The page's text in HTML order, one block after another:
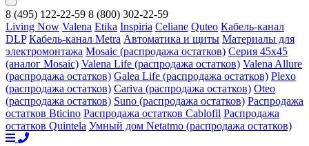
8 (495) 122-22-59 8 (800) 302-22-59
Living Now Valena Etika Inspiria Celiane Quteo Кабель-канал
DLP Кабель-канал Metra Автоматика и щиты Материалы для
электромонтажа Mosaic (распродажа остатков) Серия 45х45
(аналог Mosaic) Valena Life (распродажа остатков) Valena Allure
(распродажа остатков) Galea Life (распродажа остатков) Plexo
(распродажа остатков) Cariva (распродажа остатков) Oteo
(распродажа остатков) Suno (распродажа остатков) Распродажа
остатков Bticino Распродажа остатков Cablofil Распродажа
остатков Quintela Умный дом Netatmo (распродажа остатков)